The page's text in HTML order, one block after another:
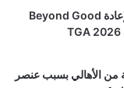
إشاعة: يوبيسوفت تستعد لإعادة Beyond Good
من الأهالي بسبب عنصر